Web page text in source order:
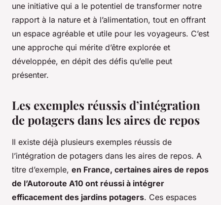
une initiative qui a le potentiel de transformer notre
rapport à la nature et à l’alimentation, tout en offrant
un espace agréable et utile pour les voyageurs. C’est
une approche qui mérite d’être explorée et
développée, en dépit des défis qu’elle peut
présenter.
Les exemples réussis d’intégration
de potagers dans les aires de repos
Il existe déjà plusieurs exemples réussis de
l’intégration de potagers dans les aires de repos. A
titre d’exemple, en France, certaines aires de repos
de l’Autoroute A10 ont réussi à intégrer
efficacement des jardins potagers. Ces espaces